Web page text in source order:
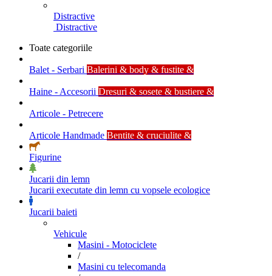
Distractive
Distractive
Toate categoriile
Balet - Serbari Balerini & body & fustite &
Haine - Accesorii Dresuri & sosete & bustiere &
Articole - Petrecere
Articole Handmade Bentite & cruciulite &
Figurine
Jucarii din lemn
Jucarii executate din lemn cu vopsele ecologice
Jucarii baieti
Vehicule
Masini - Motociclete
/
Masini cu telecomanda